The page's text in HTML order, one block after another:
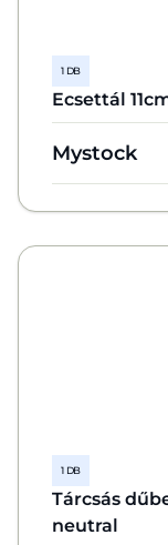
1 DB
Ecsettál
Mystock
1 DB
Tárcsás
neutral